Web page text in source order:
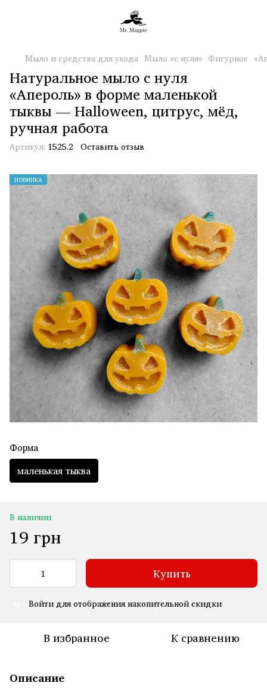
Мыло и средства для ухода Мыло «с нуля» Фигурное
Натуральное мыло с нуля
«Апероль» в форме маленькой
тыквы — Halloween, цитрус, мёд,
ручная работа
Артикул: 1525.2 Оставить отзыв
НОВИНКА
Форма
маленькая тыква
В наличии
19 грн
Купить
Войтидля отображения накопительной скидки
В избранное К сравнению
Описание